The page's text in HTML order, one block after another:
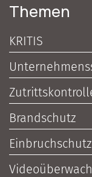
Themen
KRITIS
Brandschutz
Einbruchschutz